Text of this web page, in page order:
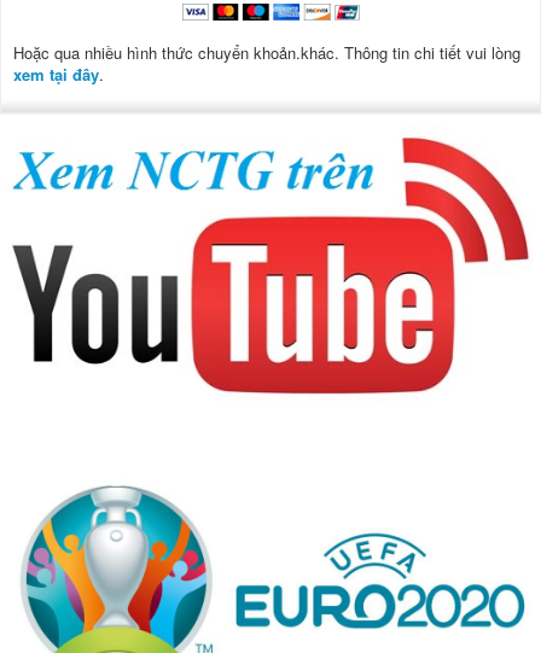
Hoặc qua nhiều hình thức chuyển khoản.khác. Thông tin chi tiết vui lòng
xem tại đây.